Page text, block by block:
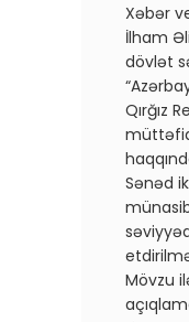
Xəbər
İlham
dövlət
Qırğız
Sənəd
Mövzu